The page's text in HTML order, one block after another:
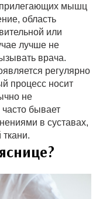
прилегающих мышц
область
или
лучше не
врача.
регулярно
процесс носит
не
бывает
в суставах,